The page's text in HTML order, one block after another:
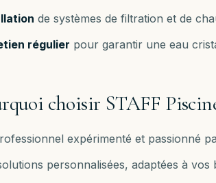
de systèmes de filtration et de
régulier pour garantir une eau
choisir STAFF
expérimenté et passionné
personnalisées, adaptées à